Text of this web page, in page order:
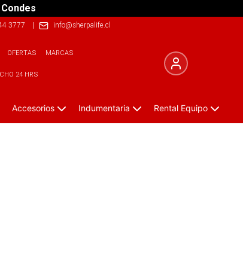
3777 | info@sherpalife.cl
OFERTAS MARCAS
24 HRS
Accesorios Indumentaria Rental Equipo